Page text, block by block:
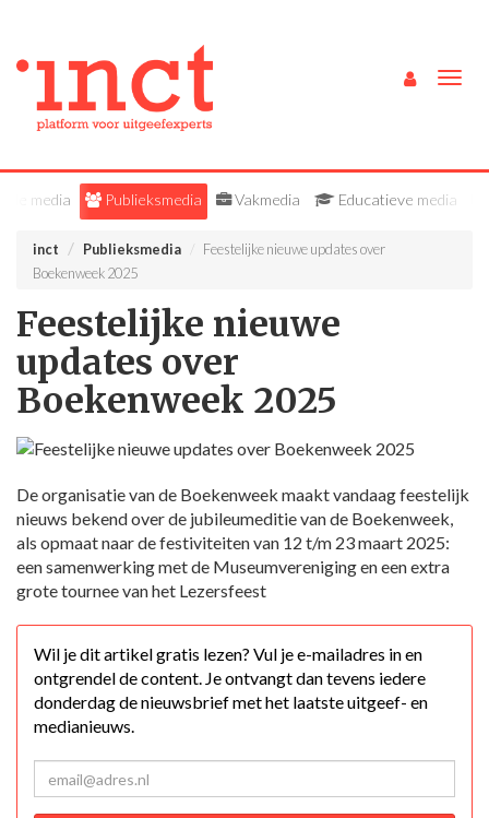
Alle media Publieksmedia Vakmedia Educatieve media
inct Publieksmedia
Feestelijke nieuwe updates over
Boekenweek 2025
Feestelijke nieuwe
updates over
Boekenweek 2025
De organisatie van de Boekenweek maakt vandaag feestelijk
nieuws bekend over de jubileumeditie van de Boekenweek,
als opmaat naar de festiviteiten van 12 t/m 23 maart 2025:
een samenwerking met de Museumvereniging en een extra
grote tournee van het Lezersfeest
Wil je dit artikel gratis lezen? Vul je e-mailadres in en
ontgrendel de content. Je ontvangt dan tevens iedere
donderdag de nieuwsbrief met het laatste uitgeef- en
medianieuws.